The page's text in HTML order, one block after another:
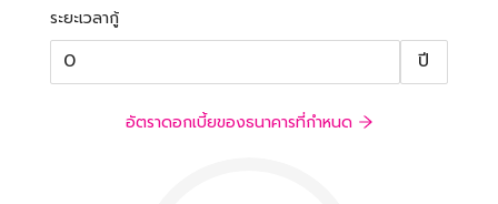
ระยะเวลากู้
ปี
อัตราดอกเบี้ยของธนาคารที่กำหนด